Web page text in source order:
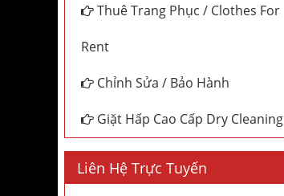
Thuê Trang Phục / Clothes For
Rent
Chỉnh Sửa / Bảo Hành
Giặt Hấp Cao Cấp Dry Cleaning
Liên Hệ Trực Tuyến